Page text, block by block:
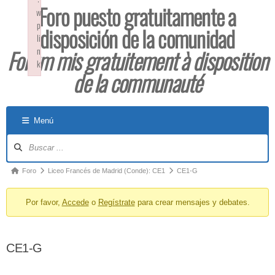
Foro puesto gratuitamente a
disposición de la comunidad
Forum mis gratuitement à disposition
de la communauté
Menú
Foro Liceo Francés de Madrid (Conde): CE1 CE1-G
Por favor, Accedeo Regístratepara crear mensajes y debates.
CE1-G
w
p
li
n
k
Failed to initialize plugin: wplink